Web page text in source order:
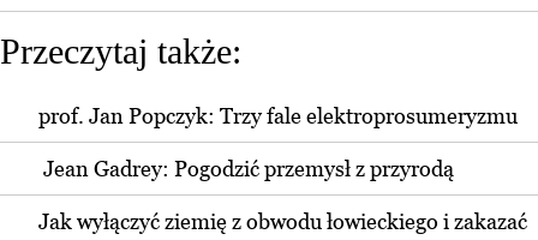
Przeczytaj także:
prof. Jan Popczyk: Trzy fale elektroprosumeryzmu
Jean Gadrey: Pogodzić przemysł z przyrodą
Jak wyłączyć ziemię z obwodu łowieckiego i zakazać